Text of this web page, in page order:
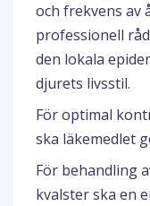
och frekvens av
professionell
den lokala
djurets livsstil.
För optimal
ska läkemedlet
För behandling
kvalster ska en